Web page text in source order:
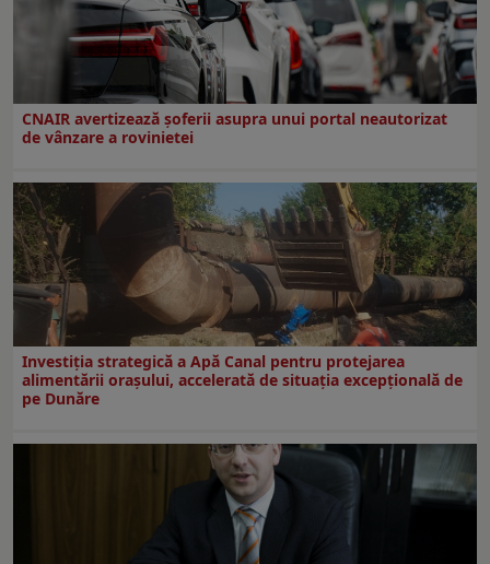
CNAIR avertizează șoferii asupra unui portal neautorizat
de vânzare a rovinietei
Investiția strategică a Apă Canal pentru protejarea
alimentării orașului, accelerată de situația excepțională de
pe Dunăre